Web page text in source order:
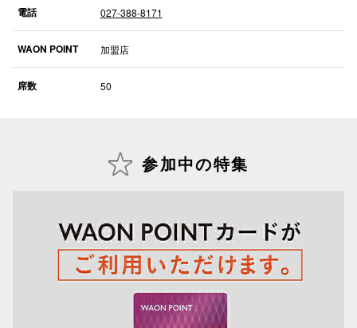
電話 027-388-8171
WAON POINT 加盟店
席数 50
参加中の特集